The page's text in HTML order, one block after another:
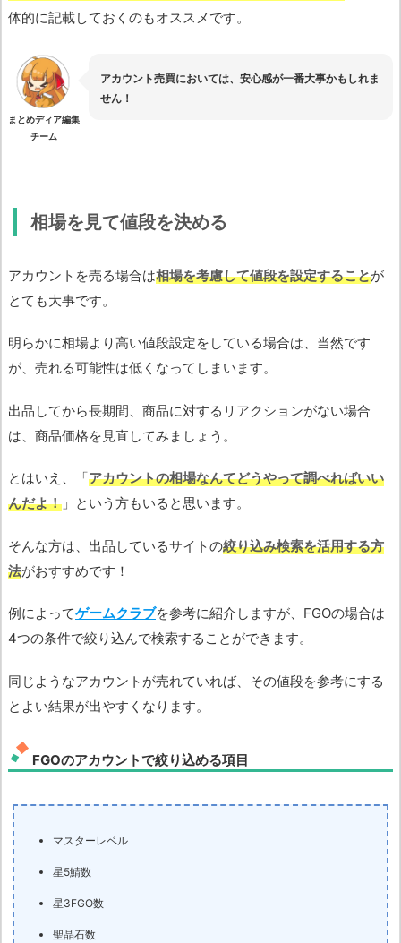
体的に記載しておくのもオススメです。
まとめディア編集
チーム
アカウント売買においては、安心感が一番大事かもしれま
せん！
相場を見て値段を決める
アカウントを売る場合は相場を考慮して値段を設定することが
とても大事です。
明らかに相場より高い値段設定をしている場合は、当然です
が、売れる可能性は低くなってしまいます。
出品してから長期間、商品に対するリアクションがない場合
は、商品価格を見直してみましょう。
とはいえ、「アカウントの相場なんてどうやって調べればいい
んだよ！ 」という方もいると思います。
そんな方は、出品しているサイトの絞り込み検索を活用する方
法がおすすめです！
例によってゲームクラブを参考に紹介しますが、FGOの場合は
4つの条件で絞り込んで検索することができます。
同じようなアカウントが売れていれば、その値段を参考にする
とよい結果が出やすくなります。
FGOのアカウントで絞り込める項目
マスターレベル
星5鯖数
星3FGO数
聖晶石数